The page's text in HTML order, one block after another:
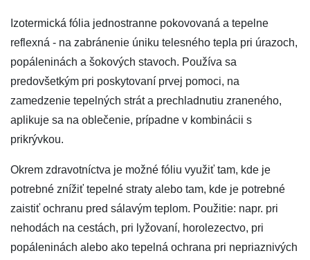
Izotermická fólia jednostranne pokovovaná a tepelne
reflexná - na zabránenie úniku telesného tepla pri úrazoch,
popáleninách a šokových stavoch. Používa sa
predovšetkým pri poskytovaní prvej pomoci, na
zamedzenie tepelných strát a prechladnutiu zraneného,
aplikuje sa na oblečenie, prípadne v kombinácii s
prikrývkou.
Okrem zdravotníctva je možné fóliu využiť tam, kde je
potrebné znížiť tepelné straty alebo tam, kde je potrebné
zaistiť ochranu pred sálavým teplom. Použitie: napr. pri
nehodách na cestách, pri lyžovaní, horolezectvo, pri
popáleninách alebo ako tepelná ochrana pri nepriaznivých